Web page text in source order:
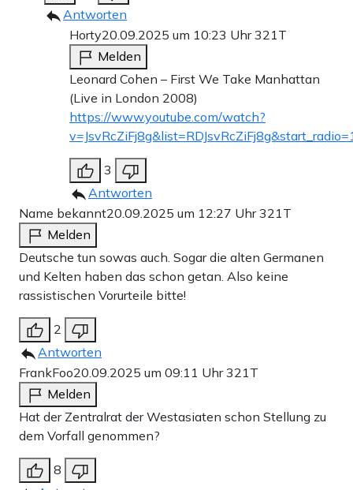
Antworten
Horty20.09.2025 um 10:23 Uhr321T
Melden
Leonard Cohen – First We Take Manhattan
(Live in London 2008)
https://www.youtube.com/watch?
3
Antworten
Name bekannt20.09.2025 um 12:27 Uhr321T
Melden
Deutsche tun sowas auch. Sogar die alten Germanen
und Kelten haben das schon getan. Also keine
rassistischen Vorurteile bitte!
2
Antworten
FrankFoo20.09.2025 um 09:11 Uhr321T
Melden
Hat der Zentralrat der Westasiaten schon Stellung zu
dem Vorfall genommen?
8